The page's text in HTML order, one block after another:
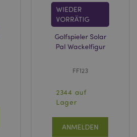
WIEDER
VORRÄTIG
Golfspieler Solar
Pal Wackelfigur
FF123
2344 auf
Lager
ANMELDEN